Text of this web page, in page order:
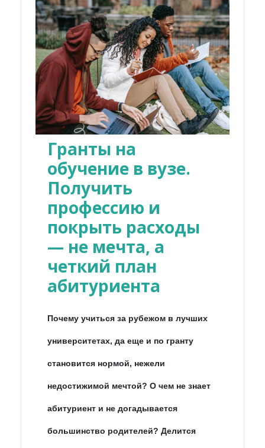
Гранты на
обучение в вузе.
Получить
профессию и
покрыть расходы
— не мечта, а
четкий план
абитуриента
Почему учиться за рубежом в лучших
университетах, да еще и по гранту
становится нормой, нежели
недостижимой мечтой? О чем не знает
абитуриент и не догадывается
большинство родителей? Делится